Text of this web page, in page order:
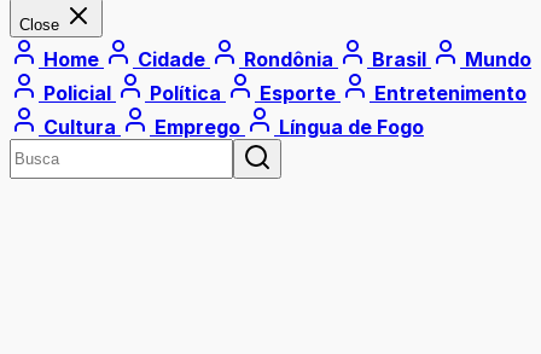
Close
Home Cidade Rondônia Brasil
Mundo
Policial
Política Esporte
Entretenimento
Cultura
Emprego Língua de Fogo